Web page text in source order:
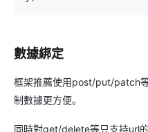
數據綁定
框架推薦使用post/put/patch
制數據更方便。
同時對get/delete等只支持url